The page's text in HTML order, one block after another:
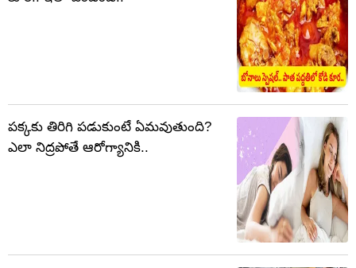
పక్కకు తిరిగి పడుకుంటే ఏమవుతుంది?
ఎలా నిద్రపోతే ఆరోగ్యానికి..